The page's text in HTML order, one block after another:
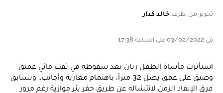
تحرير من طرف خالد كدار
في 03/02/2022 على الساعة 17:38
استأثرت مأساة الطفل ريان بعد سقوطه في ثقب مائي عميق
وضيق على عمق يصل 32 متراً، باهتمام مغاربة وأجانب.. وتسابق
فرق الإنقاذ الزمن لانتشاله عن طريق حفر بئر موازية رغم مرور